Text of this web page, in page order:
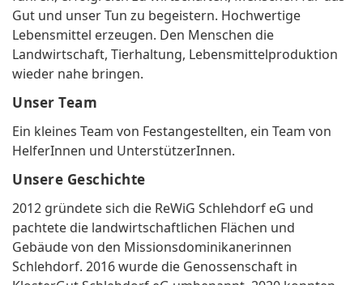
Gut und unser Tun zu begeistern. Hochwertige
Lebensmittel erzeugen. Den Menschen die
Landwirtschaft, Tierhaltung, Lebensmittelproduktion
wieder nahe bringen.
Unser Team
Ein kleines Team von Festangestellten, ein Team von
HelferInnen und UnterstützerInnen.
Unsere Geschichte
2012 gründete sich die ReWiG Schlehdorf eG und
pachtete die landwirtschaftlichen Flächen und
Gebäude von den Missionsdominikanerinnen
Schlehdorf. 2016 wurde die Genossenschaft in